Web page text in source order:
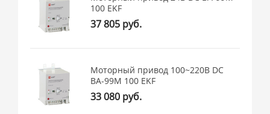
100 EKF
37 805 руб.
Моторный привод 100~220В DC
ВА-99M 100 EKF
33 080 руб.